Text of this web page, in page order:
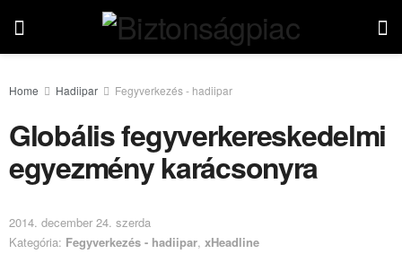
Home Hadiipar Fegyverkezés - hadiipar
Globális fegyverkereskedelmi
egyezmény karácsonyra
2014. december 24. szerda
Kategória: Fegyverkezés - hadiipar, xHeadline